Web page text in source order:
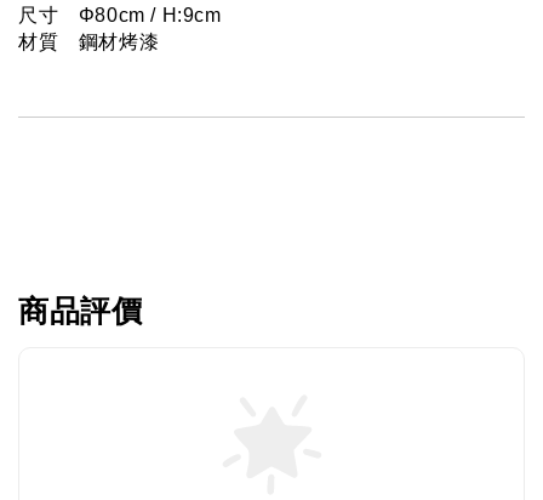
尺寸　Φ80cm / H:9cm
材質　鋼材烤漆
商品評價